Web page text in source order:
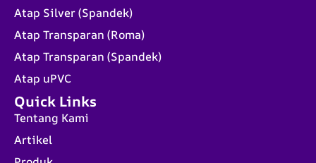
Quick Links
Tentang Kami
Artikel
Atap Silver (Spandek)
Atap Transparan (Roma)
Atap Transparan (Spandek)
Atap uPVC